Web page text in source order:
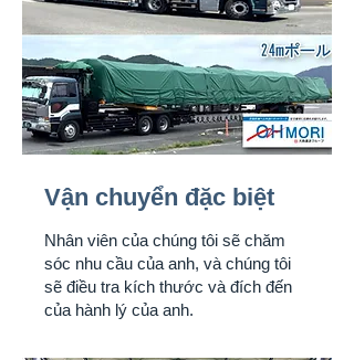
Vận chuyển đặc biệt
Nhân viên của chúng tôi sẽ chăm
sóc nhu cầu của anh, và chúng tôi
sẽ điều tra kích thước và đích đến
của hành lý của anh.